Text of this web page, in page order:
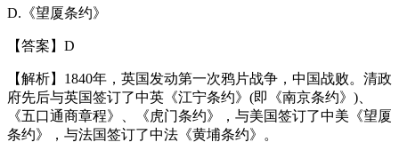
D.《望厦条约》
【答案】D
【解析】1840年，英国发动第一次鸦片战争，中国战败。清政
府先后与英国签订了中英《江宁条约》(即《南京条约》)、
《五口通商章程》、《虎门条约》，与美国签订了中美《望厦
条约》，与法国签订了中法《黄埔条约》。